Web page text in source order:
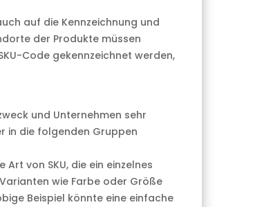
auf die Kennzeichnung und
der Produkte müssen
Code gekennzeichnet werden,
und Unternehmen sehr
in die folgenden Gruppen
Art von SKU, die ein einzelnes
wie Farbe oder Größe
Beispiel könnte eine einfache